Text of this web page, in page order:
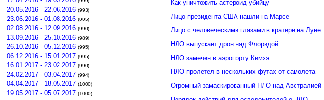
20.05.2016 - 22.06.2016 (993)
23.06.2016 - 01.08.2016 (995)
02.08.2016 - 12.09.2016 (990)
13.09.2016 - 25.10.2016 (989)
26.10.2016 - 05.12.2016 (995)
06.12.2016 - 15.01.2017 (995)
16.01.2017 - 23.02.2017 (990)
24.02.2017 - 03.04.2017 (994)
04.04.2017 - 18.05.2017 (1000)
19.05.2017 - 05.07.2017 (1000)
Как уничтожить астероид-убийцу
Лицо президента США нашли на Марсе
Лицо с человеческими глазами в кратере на Луне
НЛО выпускает дрон над Флоридой
НЛО замечен в аэропорту Кимхэ
НЛО пролетел в нескольких футах от самолета
Огромный замаскированный НЛО над Австралией